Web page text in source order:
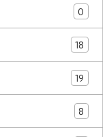
0
18
19
8